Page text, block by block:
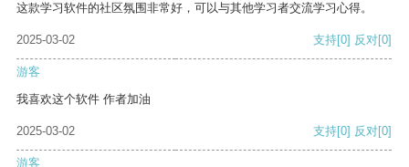
这款学习软件的社区氛围非常好，可以与其他学习者交流学习心得。
2025-03-02 支持[0] 反对[0]
游客
我喜欢这个软件 作者加油
2025-03-02 支持[0] 反对[0]
游客